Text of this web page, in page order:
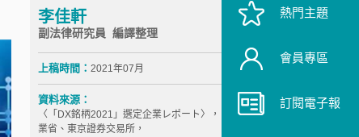
李佳軒
副法律研究員 編譯整理
上稿時間： 2021年07月
資料來源：
〈「DX銘柄2021」選定企業レポート〉，日本經濟產
業省、東京證券交易所，
熱門主題
會員專區
訂閱電子報